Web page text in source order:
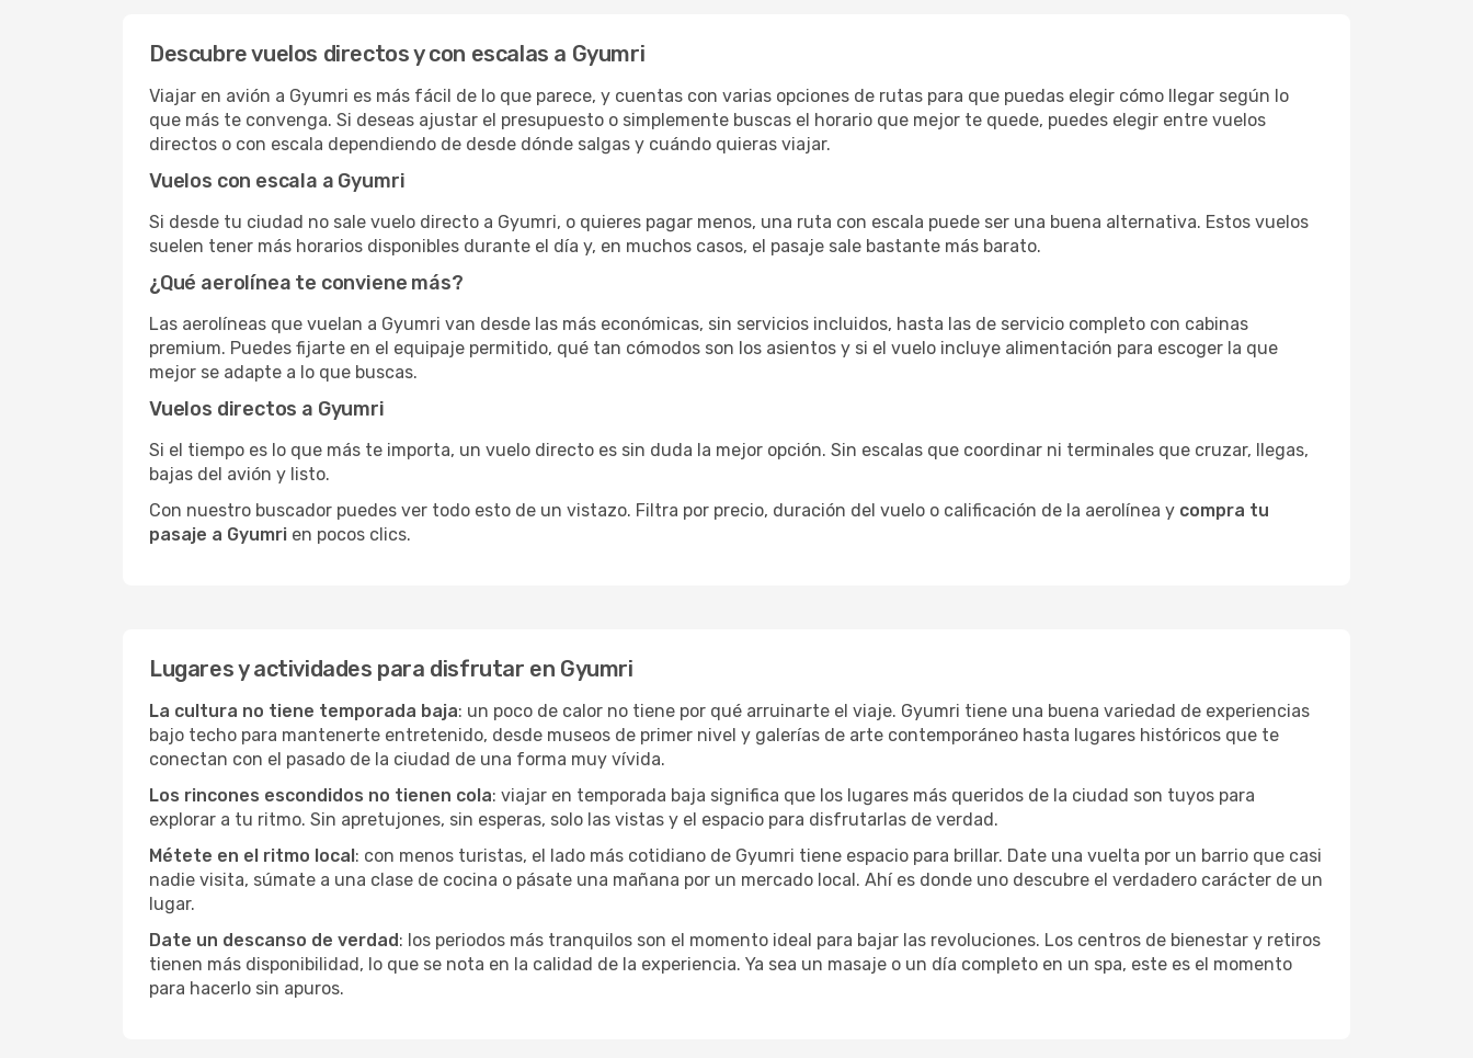
Descubre vuelos directos y con escalas a Gyumri
Viajar en avión a Gyumri es más fácil de lo que parece, y cuentas con varias opciones de rutas para que puedas elegir cómo llegar según lo
que más te convenga. Si deseas ajustar el presupuesto o simplemente buscas el horario que mejor te quede, puedes elegir entre vuelos
directos o con escala dependiendo de desde dónde salgas y cuándo quieras viajar.
Vuelos con escala a Gyumri
Si desde tu ciudad no sale vuelo directo a Gyumri, o quieres pagar menos, una ruta con escala puede ser una buena alternativa. Estos vuelos
suelen tener más horarios disponibles durante el día y, en muchos casos, el pasaje sale bastante más barato.
¿Qué aerolínea te conviene más?
Las aerolíneas que vuelan a Gyumri van desde las más económicas, sin servicios incluidos, hasta las de servicio completo con cabinas
premium. Puedes fijarte en el equipaje permitido, qué tan cómodos son los asientos y si el vuelo incluye alimentación para escoger la que
mejor se adapte a lo que buscas.
Vuelos directos a Gyumri
Si el tiempo es lo que más te importa, un vuelo directo es sin duda la mejor opción. Sin escalas que coordinar ni terminales que cruzar, llegas,
bajas del avión y listo.
Con nuestro buscador puedes ver todo esto de un vistazo. Filtra por precio, duración del vuelo o calificación de la aerolínea y compra tu
pasaje a Gyumri en pocos clics.
Lugares y actividades para disfrutar en Gyumri
La cultura no tiene temporada baja: un poco de calor no tiene por qué arruinarte el viaje. Gyumri tiene una buena variedad de experiencias
bajo techo para mantenerte entretenido, desde museos de primer nivel y galerías de arte contemporáneo hasta lugares históricos que te
conectan con el pasado de la ciudad de una forma muy vívida.
Los rincones escondidos no tienen cola: viajar en temporada baja significa que los lugares más queridos de la ciudad son tuyos para
explorar a tu ritmo. Sin apretujones, sin esperas, solo las vistas y el espacio para disfrutarlas de verdad.
Métete en el ritmo local: con menos turistas, el lado más cotidiano de Gyumri tiene espacio para brillar. Date una vuelta por un barrio que casi
nadie visita, súmate a una clase de cocina o pásate una mañana por un mercado local. Ahí es donde uno descubre el verdadero carácter de un
lugar.
Date un descanso de verdad: los periodos más tranquilos son el momento ideal para bajar las revoluciones. Los centros de bienestar y retiros
tienen más disponibilidad, lo que se nota en la calidad de la experiencia. Ya sea un masaje o un día completo en un spa, este es el momento
para hacerlo sin apuros.